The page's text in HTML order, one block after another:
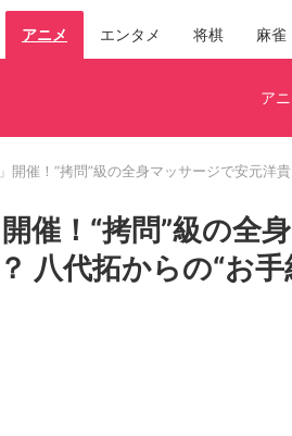
アニメ エンタメ 将棋 麻雀
ア
開催！“拷問”級の全身マッサージで安元洋
催！“拷問”級の全
八代拓からの“お手